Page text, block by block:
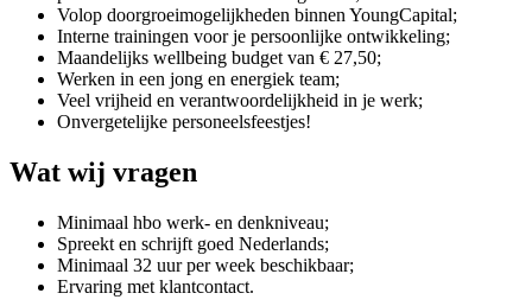
Volop doorgroeimogelijkheden binnen YoungCapital;
Interne trainingen voor je persoonlijke ontwikkeling;
Maandelijks wellbeing budget van € 27,50;
Werken in een jong en energiek team;
Veel vrijheid en verantwoordelijkheid in je werk;
Onvergetelijke personeelsfeestjes!
Wat wij vragen
Minimaal hbo werk- en denkniveau;
Spreekt en schrijft goed Nederlands;
Minimaal 32 uur per week beschikbaar;
Ervaring met klantcontact.